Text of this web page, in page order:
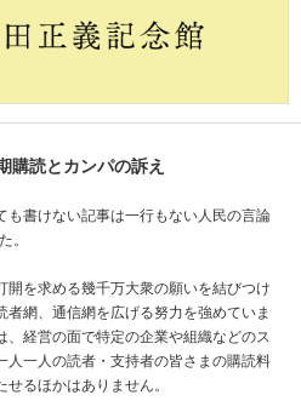
購読とカンパの訴え
も書けない記事は一行もない人民の言論
。
を求める幾千万大衆の願いを結びつけ
網、通信網を広げる努力を強めていま
経営の面で特定の企業や組織などのス
人一人の読者・支持者の皆さまの購読料
るほかはありません。